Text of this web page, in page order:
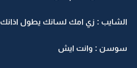
الشايب : زي امك لسانك يطول اذانك
سوسن : وانت ايش